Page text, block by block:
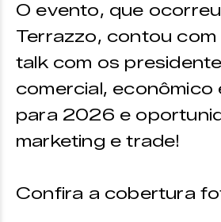
O evento, que
Terrazzo, contou
talk com os
comercial, econômico
para 2026 e
marketing e trade!
Confira a cobertura